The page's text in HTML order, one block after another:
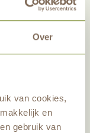
Over
van cookies,
en
gebruik van